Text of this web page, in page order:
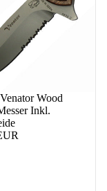
Wood
Inkl.